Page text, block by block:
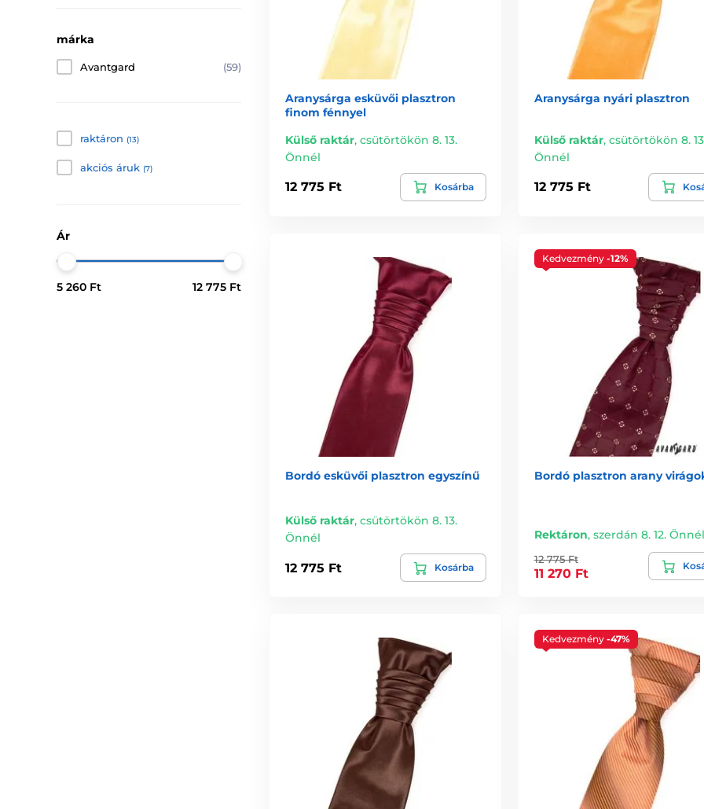
márka
Avantgard (59)
raktáron (13)
akciós áruk (7)
Ár
5 260 Ft 12 775 Ft
Aranysárga esküvői plasztron
finom fénnyel
Külső raktár, csütörtökön 8. 13.
Önnél
12 775 Ft Kosárba
Aranysárga nyári plasztron
Külső raktár, csütörtökön 8.
Önnél
12 775 Ft
Bordó esküvői plasztron egyszínű
Külső raktár, csütörtökön 8. 13.
Önnél
12 775 Ft Kosárba
Kedvezmény -12%
Bordó plasztron arany
Rektáron, szerdán 8. 12. Önnél
12 775 Ft
11 270 Ft
Kedvezmény -47%